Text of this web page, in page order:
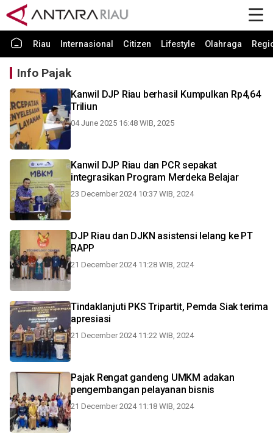
Riau Internasional Citizen Lifestyle Olahraga
Info Pajak
Kanwil DJP Riau berhasil Kumpulkan Rp4,64
Triliun
04 June 2025 16:48 WIB, 2025
Kanwil DJP Riau dan PCR sepakat
integrasikan Program Merdeka Belajar
23 December 2024 10:37 WIB, 2024
DJP Riau dan DJKN asistensi lelang ke PT
RAPP
21 December 2024 11:28 WIB, 2024
Tindaklanjuti PKS Tripartit, Pemda Siak terima
apresiasi
21 December 2024 11:22 WIB, 2024
Pajak Rengat gandeng UMKM adakan
pengembangan pelayanan bisnis
21 December 2024 11:18 WIB, 2024